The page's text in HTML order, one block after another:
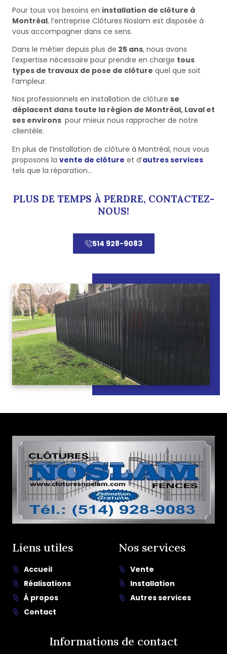
Pour tous vos besoins en installation de clôture à
Montréal, l’entreprise Clôtures Noslam est disposée à
vous accompagner dans ce sens.
Dans le métier depuis plus de 25 ans, nous avons
l’expertise nécessaire pour prendre en charge tous
types de travaux de pose de clôture quel que soit
l’ampleur.
Nos professionnels en installation de clôture se
déplacent dans toute la région de Montréal, Laval et
ses environs pour mieux nous rapprocher de notre
clientèle.
En plus de l’installation de clôture à Montréal, nous vous
proposons la vente de clôture et d’autres services
tels que la réparation…
PLUS DE TEMPS À PERDRE, CONTACTEZ-
NOUS!
514 928-9083
Liens utiles
Accueil
Réalisations
À propos
Contact
Nos services
Vente
Installation
Autres services
Informations de contact